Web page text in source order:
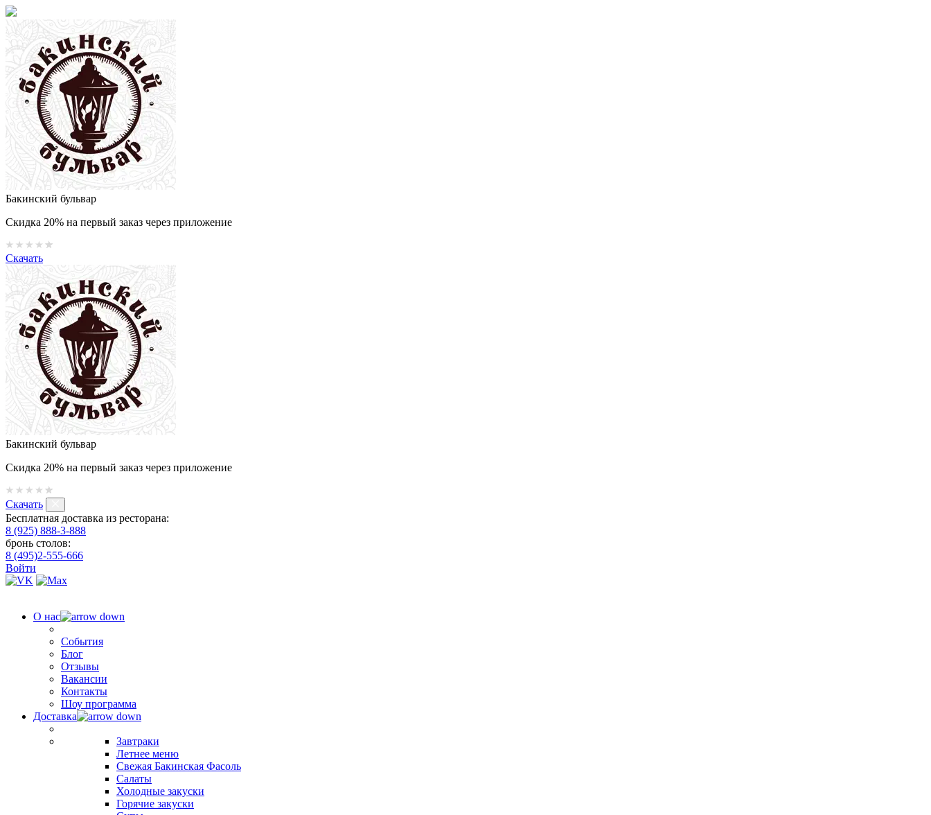
Бакинский бульвар
Скидка 20% на первый заказ через приложение
Скачать
Бакинский бульвар
Скидка 20% на первый заказ через приложение
Скачать
Бесплатная доставка из ресторана:
8 (925) 888-3-888
бронь столов:
8 (495)2-555-666
Войти
О нас
События
Блог
Отзывы
Вакансии
Контакты
Шоу программа
Доставка
Завтраки
Летнее меню
Свежая Бакинская Фасоль
Салаты
Холодные закуски
Горячие закуски